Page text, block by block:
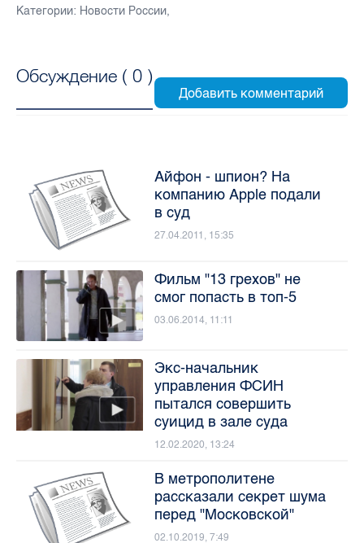
Категории: Новости России,
Обсуждение ( 0 )
Айфон - шпион? На
компанию Apple подали
в суд
27.04.2011, 15:35
Фильм "13 грехов" не
смог попасть в топ-5
03.06.2014, 11:11
Экс-начальник
управления ФСИН
пытался совершить
суицид в зале суда
12.02.2020, 13:24
В метрополитене
рассказали секрет шума
перед "Московской"
02.10.2019, 7:49